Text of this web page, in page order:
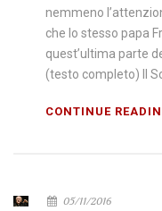
nemmeno
che lo stesso papa
quest’ultima parte
(testo completo) Il
CONTINUE
05/11/2016